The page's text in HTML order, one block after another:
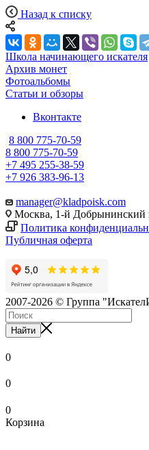
Назад к списку
Школа начинающего искателя
Архив монет
Фотоальбомы
Статьи и обзоры
Вконтакте
8 800 775-70-59
8 800 775-70-59
+7 495 255-38-59
+7 926 383-96-13
manager@kladpoisk.com
Москва, 1-й Добрынинский
Политика
Публичная оферта
2007-2026 © Группа
Найти
0
0
0
Корзина